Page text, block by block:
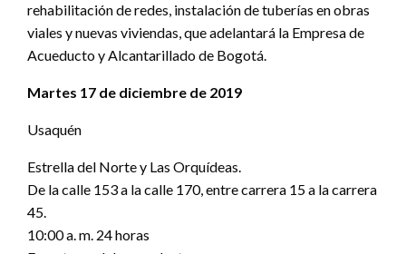
rehabilitación de redes, instalación de tuberías en obras
viales y nuevas viviendas, que adelantará la Empresa de
Acueducto y Alcantarillado de Bogotá.
Martes 17 de diciembre de 2019
Usaquén
Estrella del Norte y Las Orquídeas.
De la calle 153 a la calle 170, entre carrera 15 a la carrera
45.
10:00 a. m. 24 horas